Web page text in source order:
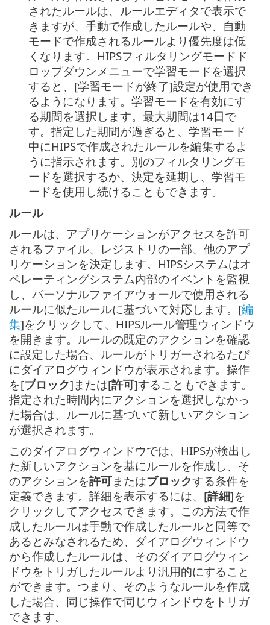
されたルールは、ルールエディタで表示で
きますが、手動で作成したルールや、自動
モードで作成されるルールより優先度は低
くなります。HIPSフィルタリングモードド
ロップダウンメニューで学習モードを選択
すると、[学習モードが終了]設定が使用でき
るようになります。学習モードを有効にす
る期間を選択します。最大期間は14日で
す。指定した期間が過ぎると、学習モード
中にHIPSで作成されたルールを編集するよ
うに指示されます。別のフィルタリングモ
ードを選択するか、決定を延期し、学習モ
ードを使用し続けることもできます。
ルール
ルールは、アプリケーションがアクセスを許可
されるファイル、レジストリの一部、他のアプ
リケーションを決定します。HIPSシステムはオ
ペレーティングシステム内部のイベントを監視
し、パーソナルファイアウォールで使用される
ルールに似たルールに基づいて対応します。[編
集]をクリックして、HIPSルール管理ウィンドウ
を開きます。ルールの既定のアクションを確認
に設定した場合、ルールがトリガーされるたび
にダイアログウィンドウが表示されます。操作
を[ブロック]または[許可]することもできます。
指定された時間内にアクションを選択しなかっ
た場合は、ルールに基づいて新しいアクション
が選択されます。
このダイアログウィンドウでは、HIPSが検出し
た新しいアクションを基にルールを作成し、そ
のアクションを許可またはブロックする条件を
定義できます。詳細を表示するには、[詳細]を
クリックしてアクセスできます。この方法で作
成したルールは手動で作成したルールと同等で
あるとみなされるため、ダイアログウィンドウ
から作成したルールは、そのダイアログウィン
ドウをトリガしたルールより汎用的にすること
ができます。つまり、そのようなルールを作成
した場合、同じ操作で同じウィンドウをトリガ
できます。